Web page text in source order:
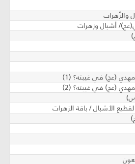
والزّهرات
أشبال وزهرات
(عج) في غيبته؟ (1)
(عج) في غيبته؟ (2)
الأشبال / باقة الزهرات